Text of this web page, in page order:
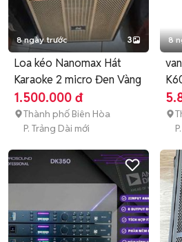
8 ngày trước 3
Loa kéo Nanomax Hát
Karaoke 2 micro Đen Vàng
1.500.000 đ
Thành phố Biên Hòa
P. Trảng Dài mới
8